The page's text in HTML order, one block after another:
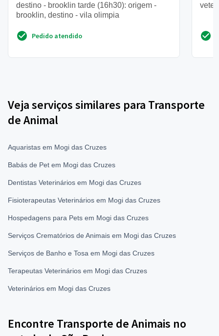
destino - brooklin tarde (16h30): origem -
brooklin, destino - vila olimpia
Pedido atendido
Veja serviços similares para Transporte
de Animal
Aquaristas em Mogi das Cruzes
Babás de Pet em Mogi das Cruzes
Dentistas Veterinários em Mogi das Cruzes
Fisioterapeutas Veterinários em Mogi das Cruzes
Hospedagens para Pets em Mogi das Cruzes
Serviços Crematórios de Animais em Mogi das Cruzes
Serviços de Banho e Tosa em Mogi das Cruzes
Terapeutas Veterinários em Mogi das Cruzes
Veterinários em Mogi das Cruzes
Encontre Transporte de Animais no